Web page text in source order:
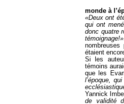
monde à
«Deux ont
qui ont
donc quatre
témoignage!»
étaient
Si les
témoins
que les
l’époque,
Yannick
de validité